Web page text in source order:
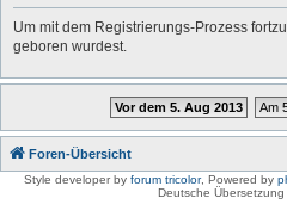
Um mit dem Registrierungs-Prozess
geboren wurdest.
Vor dem 5. Aug 2013 Am
Foren-Übersicht
Style developer by forum tricolor, Powered by
Deutsche Übersetzung